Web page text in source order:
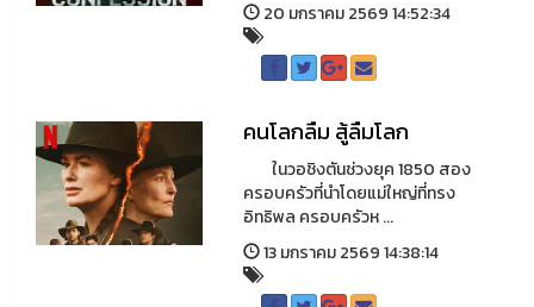
20 มกราคม 2569 14:52:34
คนโลกลืม สู้ลืมโลก
ในวอชิงตันช่วงยุค 1850 สอง
ครอบครัวที่นำโดยแม่ใหญ่ที่ทรง
อิทธิพล ครอบครัวห ...
13 มกราคม 2569 14:38:14